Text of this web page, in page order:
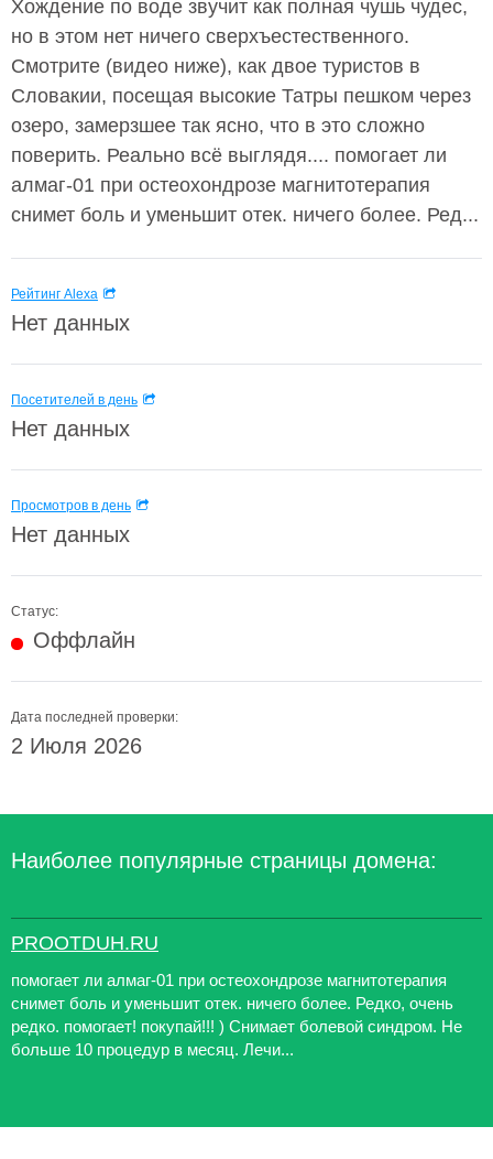
Хождение по воде звучит как полная чушь чудес,
но в этом нет ничего сверхъестественного.
Смотрите (видео ниже), как двое туристов в
Словакии, посещая высокие Татры пешком через
озеро, замерзшее так ясно, что в это сложно
поверить. Реально всё выглядя.... помогает ли
алмаг-01 при остеохондрозе магнитотерапия
снимет боль и уменьшит отек. ничего более. Ред...
Рейтинг Alexa
Нет данных
Посетителей в день
Нет данных
Просмотров в день
Нет данных
Статус:
Оффлайн
Дата последней проверки:
2 Июля 2026
Наиболее популярные страницы домена:
PROOTDUH.RU
помогает ли алмаг-01 при остеохондрозе магнитотерапия
снимет боль и уменьшит отек. ничего более. Редко, очень
редко. помогает! покупай!!! ) Снимает болевой синдром. Не
больше 10 процедур в месяц. Лечи...